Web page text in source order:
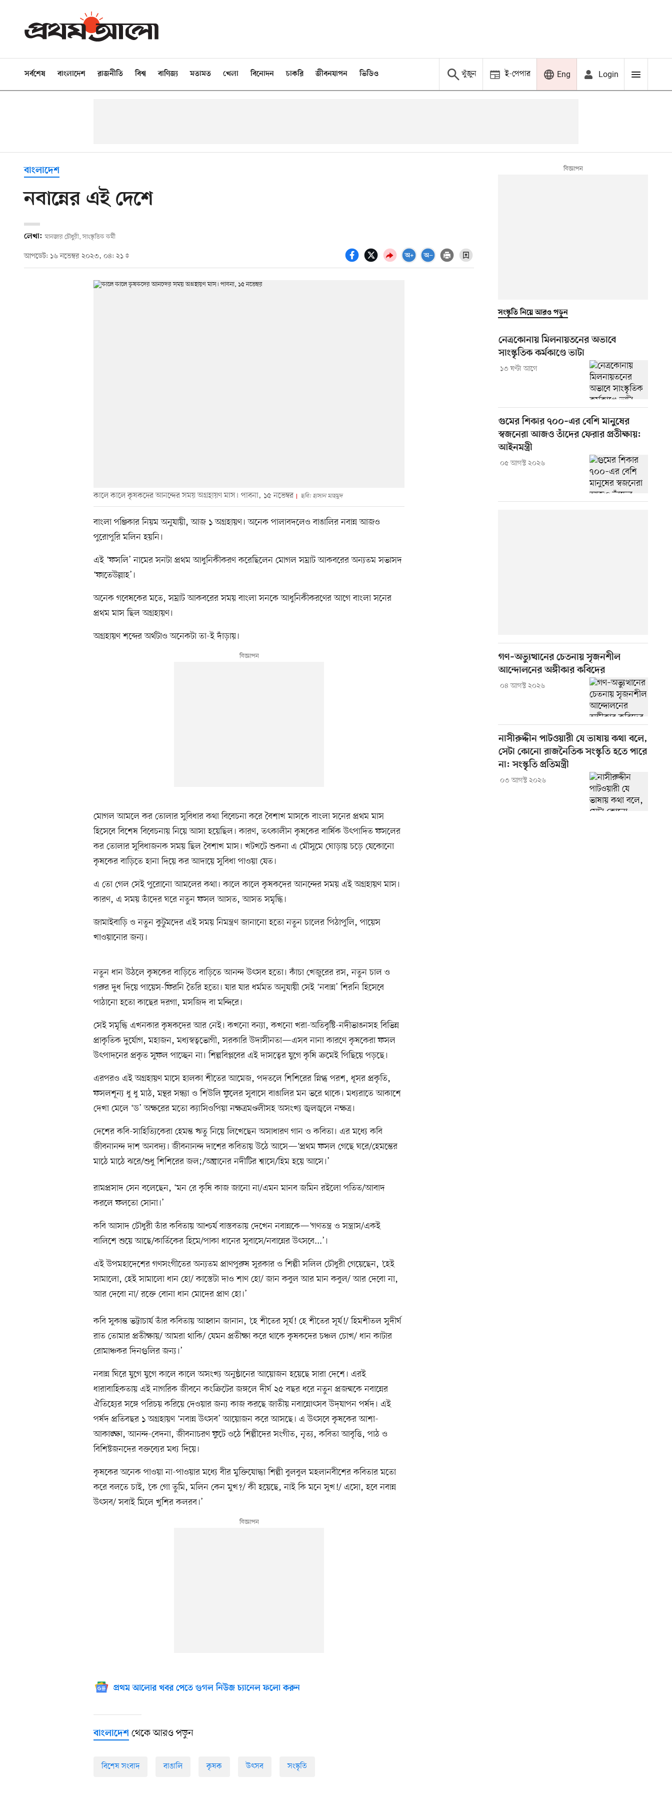
সর্বশেষ বাংলাদেশ রাজনীতি বিশ্ব বাণিজ্য মতামত খেলা বিনোদন চাকরি জীবনযাপন ভিডিও খুঁজুন ই-পেপার Eng Login
বাংলাদেশ
নবান্নের এই দেশে
লেখা: মানজার চৌধুরী, সাংস্কৃতিক কর্মী
আপডেট: ১৬ নভেম্বর ২০২৩, ০৪: ২১
কালে কালে কৃষকদের আনন্দের সময় অগ্রহায়ণ মাস। পাবনা, ১৫ নভেম্বর ছবি: হাসান মাহমুদ
বাংলা পঞ্জিকার নিয়ম অনুযায়ী, আজ ১ অগ্রহায়ণ। অনেক পালাবদলেও বাঙালির নবান্ন আজও
পুরোপুরি মলিন হয়নি।
এই ‘ফসলি’ নামের সনটা প্রথম আধুনিকীকরণ করেছিলেন মোগল সম্রাট আকবরের অন্যতম সভাসদ
‘ফাতেউল্লাহ’।
অনেক গবেষকের মতে, সম্রাট আকবরের সময় বাংলা সনকে আধুনিকীকরণের আগে বাংলা সনের
প্রথম মাস ছিল অগ্রহায়ণ।
অগ্রহায়ণ শব্দের অর্থটাও অনেকটা তা-ই দাঁড়ায়।
মোগল আমলে কর তোলার সুবিধার কথা বিবেচনা করে বৈশাখ মাসকে বাংলা সনের প্রথম মাস
হিসেবে বিশেষ বিবেচনায় নিয়ে আসা হয়েছিল। কারণ, তৎকালীন কৃষকের বার্ষিক উৎপাদিত ফসলের
কর তোলার সুবিধাজনক সময় ছিল বৈশাখ মাস। খটখটে শুকনা এ মৌসুমে ঘোড়ায় চড়ে যেকোনো
কৃষকের বাড়িতে হানা দিয়ে কর আদায়ে সুবিধা পাওয়া যেত।
এ তো গেল সেই পুরোনো আমলের কথা। কালে কালে কৃষকদের আনন্দের সময় এই অগ্রহায়ণ মাস।
কারণ, এ সময় তাঁদের ঘরে নতুন ফসল আসত, আসত সমৃদ্ধি।
জামাইবাড়ি ও নতুন কুটুমদের এই সময় নিমন্ত্রণ জানানো হতো নতুন চালের পিঠাপুলি, পায়েস
খাওয়ানোর জন্য।
নতুন ধান উঠলে কৃষকের বাড়িতে বাড়িতে আনন্দ উৎসব হতো। কাঁচা খেজুরের রস, নতুন চাল ও
গরুর দুধ দিয়ে পায়েস-ফিরনি তৈরি হতো। যার যার ধর্মমত অনুযায়ী সেই ‘নবান্ন’ শিরনি হিসেবে
পাঠানো হতো কাছের দরগা, মসজিদ বা মন্দিরে।
সেই সমৃদ্ধি এখনকার কৃষকদের আর নেই। কখনো বন্যা, কখনো খরা-অতিবৃষ্টি-নদীভাঙনসহ বিভিন্ন
প্রাকৃতিক দুর্যোগ, মহাজন, মধ্যস্বত্বভোগী, সরকারি উদাসীনতা—এসব নানা কারণে কৃষকেরা ফসল
উৎপাদনের প্রকৃত সুফল পাচ্ছেন না। শিল্পবিপ্লবের এই দাসত্বের যুগে কৃষি ক্রমেই পিছিয়ে পড়ছে।
এরপরও এই অগ্রহায়ণ মাসে হালকা শীতের আমেজ, পদতলে শিশিরের স্নিগ্ধ পরশ, ধূসর প্রকৃতি,
ফসলশূন্য ধু ধু মাঠ, মন্থর সন্ধ্যা ও শিউলি ফুলের সুবাসে বাঙালির মন ভরে থাকে। মধ্যরাতে আকাশে
দেখা মেলে ‘ড’ অক্ষরের মতো ক্যাসিওপিয়া নক্ষত্রমণ্ডলীসহ অসংখ্য জ্বলজ্বলে নক্ষত্র।
দেশের কবি-সাহিত্যিকেরা হেমন্ত ঋতু নিয়ে লিখেছেন অসাধারণ গান ও কবিতা। এর মধ্যে কবি
জীবনানন্দ দাশ অনবদ্য। জীবনানন্দ দাশের কবিতায় উঠে আসে—‘প্রথম ফসল গেছে ঘরে/হেমন্তের
মাঠে মাঠে ঝরে/শুধু শিশিরের জল;/অঘ্রানের নদীটির শ্বাসে/হিম হয়ে আসে।’
রামপ্রসাদ সেন বলেছেন, ‘মন রে কৃষি কাজ জানো না/এমন মানব জমিন রইলো পতিত/আবাদ
করলে ফলতো সোনা।’
কবি আসাদ চৌধুরী তাঁর কবিতায় আশ্চর্য বাস্তবতায় দেখেন নবান্নকে—‘গণতন্ত্র ও সন্ত্রাস/একই
বালিশে শুয়ে আছে/কার্তিকের হিমে/পাকা ধানের সুবাসে/নবান্নের উৎসবে...’।
এই উপমহাদেশের গণসংগীতের অন্যতম প্রাণপুরুষ সুরকার ও শিল্পী সলিল চৌধুরী গেয়েছেন, ‘হেই
সামালো, হেই সামালো ধান হো/ কাস্তেটা দাও শাণ হো/ জান কবুল আর মান কবুল/ আর দেবো না,
আর দেবো না/ রক্তে বোনা ধান মোদের প্রাণ হো।’
কবি সুকান্ত ভট্টাচার্য তাঁর কবিতায় আহ্বান জানান, ‘হে শীতের সূর্য! হে শীতের সূর্য!/ হিমশীতল সুদীর্ঘ
রাত তোমার প্রতীক্ষায়/ আমরা থাকি/ যেমন প্রতীক্ষা করে থাকে কৃষকদের চঞ্চল চোখ/ ধান কাটার
রোমাঞ্চকর দিনগুলির জন্য।’
নবান্ন ঘিরে যুগে যুগে কালে কালে অসংখ্য অনুষ্ঠানের আয়োজন হয়েছে সারা দেশে। এরই
ধারাবাহিকতায় এই নাগরিক জীবনে কংক্রিটের জঙ্গলে দীর্ঘ ২৫ বছর ধরে নতুন প্রজন্মকে নবান্নের
ঐতিহ্যের সঙ্গে পরিচয় করিয়ে দেওয়ার জন্য কাজ করছে জাতীয় নবান্নোৎসব উদ্‌যাপন পর্ষদ। এই
পর্ষদ প্রতিবছর ১ অগ্রহায়ণ ‘নবান্ন উৎসব’ আয়োজন করে আসছে। এ উৎসবে কৃষকের আশা-
আকাঙ্ক্ষা, আনন্দ-বেদনা, জীবনাচরণ ফুটে ওঠে শিল্পীদের সংগীত, নৃত্য, কবিতা আবৃত্তি, পাঠ ও
বিশিষ্টজনদের বক্তব্যের মধ্য দিয়ে।
কৃষকের অনেক পাওয়া না-পাওয়ার মধ্যে বীর মুক্তিযোদ্ধা শিল্পী বুলবুল মহলানবীশের কবিতার মতো
করে বলতে চাই, ‘কে গো তুমি, মলিন কেন মুখ?/ কী হয়েছে, নাই কি মনে সুখ!/ এসো, হবে নবান্ন
উৎসব/ সবাই মিলে খুশির কলরব।’
প্রথম আলোর খবর পেতে গুগল নিউজ চ্যানেল ফলো করুন
বাংলাদেশ থেকে আরও পড়ুন
বিশেষ সংবাদ বাঙালি কৃষক উৎসব সংস্কৃতি
সংস্কৃতি নিয়ে আরও পড়ুন
নেত্রকোনায় মিলনায়তনের অভাবে
সাংস্কৃতিক কর্মকাণ্ডে ভাটা
১৩ ঘণ্টা আগে
গুমের শিকার ৭০০–এর বেশি মানুষের
স্বজনেরা আজও তাঁদের ফেরার প্রতীক্ষায়:
আইনমন্ত্রী
০৫ আগস্ট ২০২৬
গণ–অভ্যুত্থানের চেতনায় সৃজনশীল
আন্দোলনের অঙ্গীকার কবিদের
০৪ আগস্ট ২০২৬
নাসীরুদ্দীন পাটওয়ারী যে ভাষায় কথা বলে,
সেটা কোনো রাজনৈতিক সংস্কৃতি হতে পারে
না: সংস্কৃতি প্রতিমন্ত্রী
০৩ আগস্ট ২০২৬